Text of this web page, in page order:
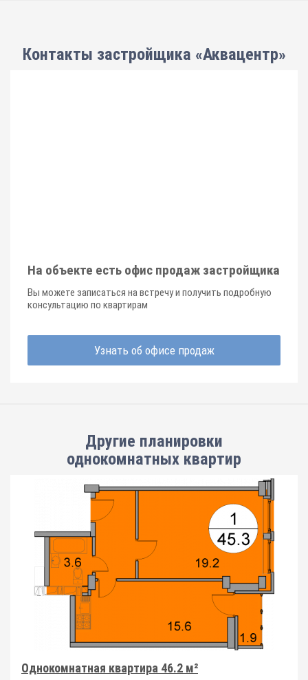
Контакты застройщика «Аквацентр»
На объекте есть офис продаж застройщика
Вы можете записаться на встречу и получить подробную
консультацию по квартирам
Узнать об офисе продаж
Другие планировки
однокомнатных квартир
Однокомнатная квартира 46.2 м²